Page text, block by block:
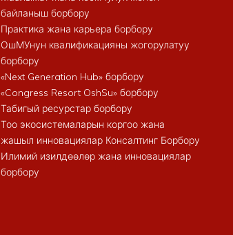
байланыш борбору
Практика жана карьера борбору
ОшМУнун квалификацияны жогорулатуу
борбору
«Next Generation Hub» борбору
«Congress Resort OshSu» борбору
Табигый ресурстар борбору
Тоо экосистемаларын коргоо жана
жашыл инновациялар Консалтинг Борбору
Илимий изилдөөлөр жана инновациялар
борбору